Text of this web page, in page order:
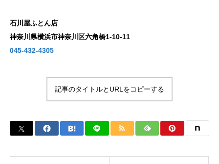
石川屋ふとん店
神奈川県横浜市神奈川区六角橋1-10-11
045-432-4305
記事のタイトルとURLをコピーする